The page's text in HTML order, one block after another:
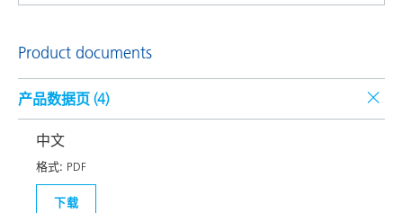
Product documents
产品数据页 (4)
中文
格式: PDF
下载